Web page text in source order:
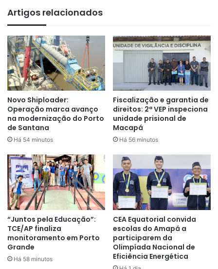
vegetal. O trabalho será realizado por uma equipe
multiprofissional composta por médicos veterinários,
engenheiros de pesca e agrônomos, garantindo a
segurança e a qualidade dos produtos.
Granja Avícola
A Escola Família Agrícola em São Joaquim do Pacuí será a
primeira a receber o certificado SIM. Com incentivo do
município, a unidade de ensino rural ganhou dois galpões
construídos pela Prefeitura de Macapá para a criação de
aves. Um é destinado à produção de aves de corte e o
outro à produção de ovos.
A escola já trabalha com a venda de ovos na comunidade e
na feira, e agora, com o registro no Serviço de Inspeção
Municipal (SIM) e a construção da unidade de
beneficiamento do ovo, a produção e venda serão
ampliadas.
Foram investidos R$ 304.027,42 do Tesouro Municipal na
construção de 3 galpões e reforma de 2 já existentes,
Artigos relacionados
Novo Shiploader:
Operação marca avanço
na modernização do Porto
de Santana
Há 54 minutos
Fiscalização e garantia de
direitos: 2ª VEP inspeciona
unidade prisional de
Macapá
Há 56 minutos
“Juntos pela Educação”:
TCE/AP finaliza
monitoramento em Porto
Grande
Há 58 minutos
CEA Equatorial convida
escolas do Amapá a
participarem da
Olimpíada Nacional de
Eficiência Energética